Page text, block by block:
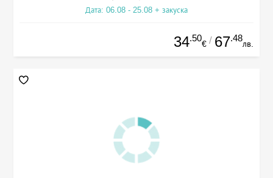
Дата: 06.08 - 25.08 + закуска
34.50
€ / 67.48
лв.